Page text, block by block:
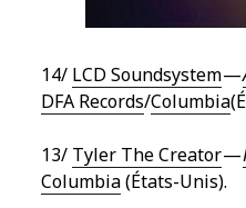
14/ LCD Soundsystem—
DFA Records/Columbia
13/ Tyler The Creator—
Columbia(États-Unis).